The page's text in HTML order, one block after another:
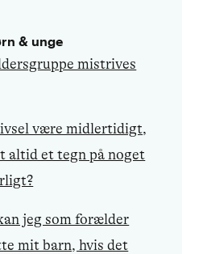
& unge
mistrives
være midlertidigt,
altid et tegn på noget
jeg som forælder
mit barn, hvis det